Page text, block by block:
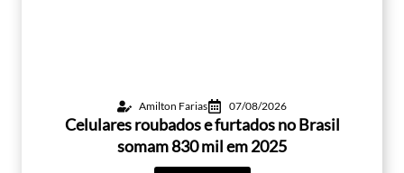
Amilton Farias 07/08/2026
Celulares roubados e furtados no Brasil
somam 830 mil em 2025